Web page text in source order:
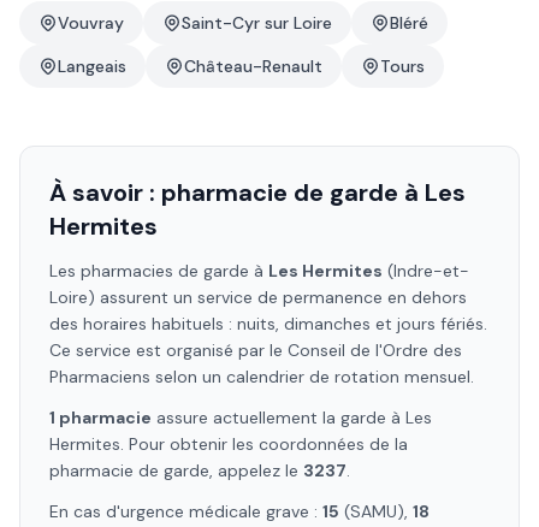
Vouvray Saint-Cyr sur Loire
Bléré
Langeais
Château-Renault Tours
À savoir : pharmacie de garde à Les
Hermites
Les pharmacies de garde à Les Hermites (Indre-et-
Loire) assurent un service de permanence en dehors
des horaires habituels : nuits, dimanches et jours fériés.
Ce service est organisé par le Conseil de l'Ordre des
Pharmaciens selon un calendrier de rotation mensuel.
1 pharmacie assure actuellement la garde à Les
Hermites. Pour obtenir les coordonnées de la
pharmacie de garde, appelez le 3237.
En cas d'urgence médicale grave : 15 (SAMU), 18